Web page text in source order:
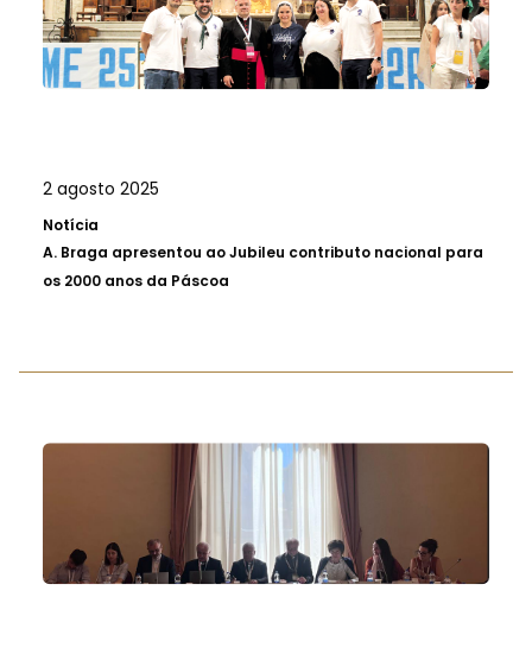
2 agosto 2025
Notícia
A. Braga apresentou ao Jubileu contributo nacional para
os 2000 anos da Páscoa